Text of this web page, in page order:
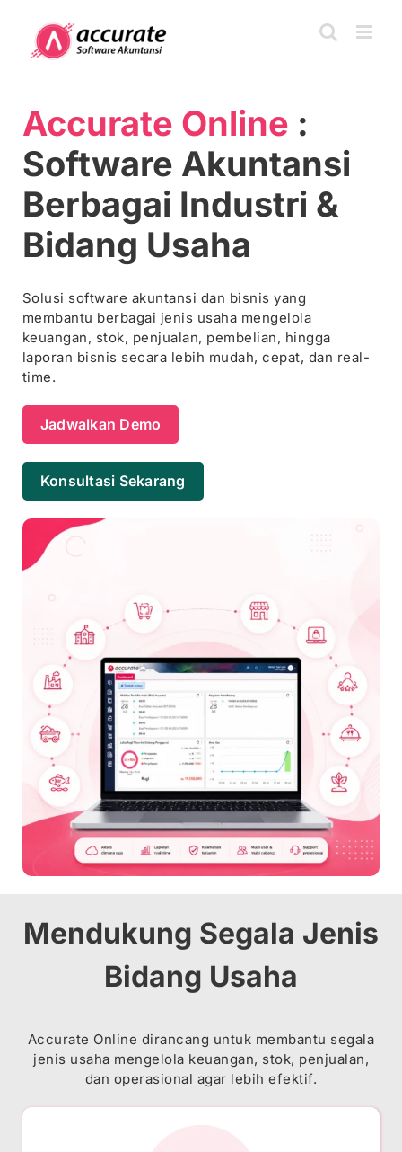
content
Accurate Online :
Software Akuntansi
Berbagai Industri &
Bidang Usaha
Solusi software akuntansi dan bisnis yang
membantu berbagai jenis usaha mengelola
keuangan, stok, penjualan, pembelian, hingga
laporan bisnis secara lebih mudah, cepat, dan real-
time.
Jadwalkan Demo
Konsultasi Sekarang
Mendukung Segala Jenis
Bidang Usaha
Accurate Online dirancang untuk membantu segala
jenis usaha mengelola keuangan, stok, penjualan,
dan operasional agar lebih efektif.